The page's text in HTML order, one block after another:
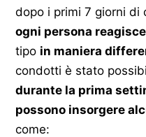
dopo i primi 7 giorni di
ogni persona reagisce
tipo in maniera
condotti è stato
durante la prima
possono insorgere
come: